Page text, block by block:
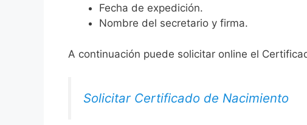
Fecha de expedición.
Nombre del secretario y firma.
A continuación puede solicitar online el
Solicitar Certificado de Nacimiento